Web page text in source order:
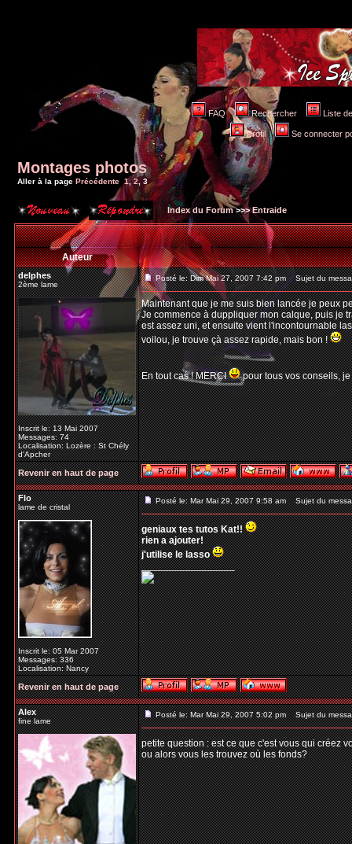
FAQ Rechercher Liste
Profil Se connecter
Montages photos
Aller à la page Précédente 1,2 3
Index du Forum>>>Entraide
Auteur
delphes
2ème lame
Inscrit le: 13 Mai 2007
Messages: 74
Localisation: Lozère : St Chély
d'Apcher
Posté le: Dim Mai 27, 2007 7:42 pm Sujet du
Maintenant que je me suis bien lancée je peux
Je commence à duppliquer mon calque, puis je
est assez uni, et ensuite vient l'incontournable
voilou, je trouve çà assez rapide, mais bon !
En tout cas ! MERCI pour tous vos conseils,
Revenir en haut de page
Flo
lame de cristal
Inscrit le: 05 Mar 2007
Messages: 336
Localisation: Nancy
Posté le: Mar Mai 29, 2007 9:58 am Sujet du
geniaux tes tutos Kat!!
rien a ajouter!
j'utilise le lasso
_________________
Revenir en haut de page
Alex
fine lame
Posté le: Mar Mai 29, 2007 5:02 pm Sujet du
petite question : est ce que c'est vous qui créez
ou alors vous les trouvez où les fonds?